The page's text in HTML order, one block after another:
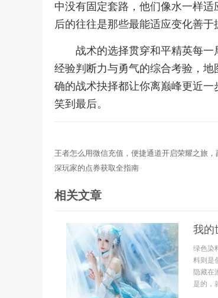
中没有固定套路，他们像水一样
后的往往是那些最能适应变化善于
战术的选择贯穿和平精英每
经验判断力与勇气的综合考验，
确的战术抉择都让你离巅峰更近
笑到最后。
王者怎么用微信充值，便捷通道开启荣耀之旅，
深玩家的点券获取全指南
相关文章
我的
绿色染
料则是
隐藏在
是的，